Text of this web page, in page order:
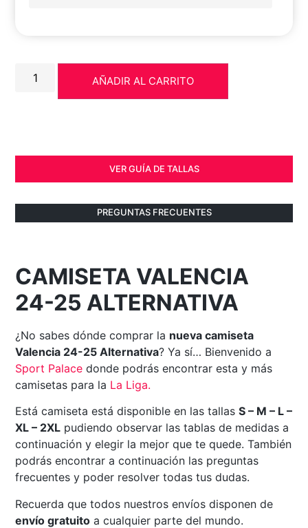
AÑADIR AL CARRITO
VER GUÍA DE TALLAS
PREGUNTAS FRECUENTES
CAMISETA VALENCIA
24-25 ALTERNATIVA
¿No sabes dónde comprar la nueva camiseta
Valencia 24-25 Alternativa? Ya sí… Bienvenido a
Sport Palace donde podrás encontrar esta y más
camisetas para la La Liga.
Está camiseta está disponible en las tallasS – M – L –
XL – 2XL pudiendo observar las tablas de medidas a
continuación y elegir la mejor que te quede. También
podrás encontrar a continuación las preguntas
frecuentes y poder resolver todas tus dudas.
Recuerda que todos nuestros envíos disponen de
envío gratuito a cualquier parte del mundo.